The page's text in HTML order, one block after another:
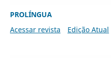
PROLÍNGUA
Acessar revista
Edição Atual